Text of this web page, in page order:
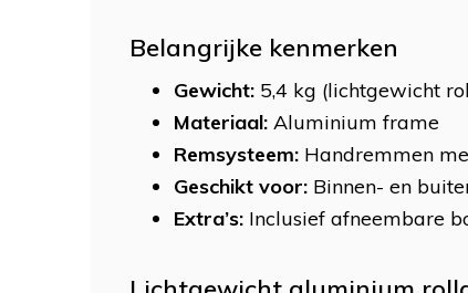
Belangrijke kenmerken
Gewicht: 5,4 kg (lichtgewicht
Materiaal: Aluminium frame
Remsysteem: Handremmen
Geschikt voor: Binnen- en
Extra’s: Inclusief afneembare